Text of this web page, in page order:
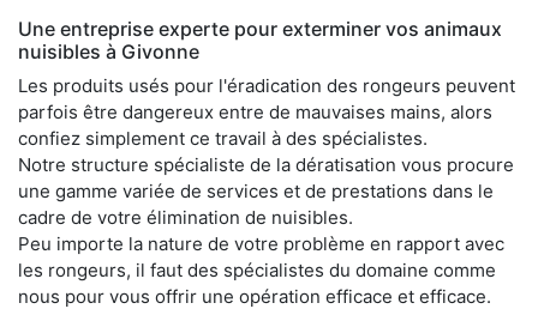
Une entreprise experte pour exterminer vos animaux
nuisibles à Givonne
Les produits usés pour l'éradication des rongeurs peuvent
parfois être dangereux entre de mauvaises mains, alors
confiez simplement ce travail à des spécialistes.
Notre structure spécialiste de la dératisation vous procure
une gamme variée de services et de prestations dans le
cadre de votre élimination de nuisibles.
Peu importe la nature de votre problème en rapport avec
les rongeurs, il faut des spécialistes du domaine comme
nous pour vous offrir une opération efficace et efficace.